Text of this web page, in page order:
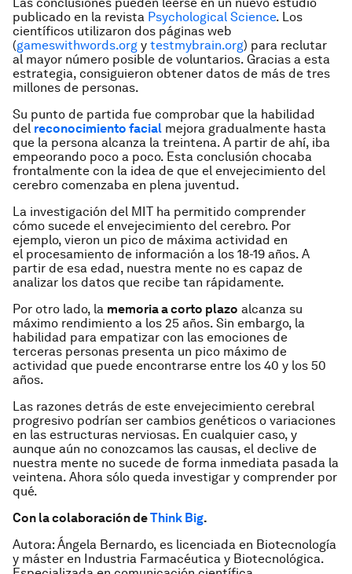
publicado en la revista Psychological Science. Los
científicos utilizaron dos páginas web
(gameswithwords.org y testmybrain.org) para reclutar
al mayor número posible de voluntarios. Gracias a esta
estrategia, consiguieron obtener datos de más de tres
millones de personas.
Su punto de partida fue comprobar que la habilidad
del reconocimiento facial mejora gradualmente hasta
que la persona alcanza la treintena. A partir de ahí, iba
empeorando poco a poco. Esta conclusión chocaba
frontalmente con la idea de que el envejecimiento del
cerebro comenzaba en plena juventud.
La investigación del MIT ha permitido comprender
cómo sucede el envejecimiento del cerebro. Por
ejemplo, vieron un pico de máxima actividad en
el procesamiento de información a los 18-19 años. A
partir de esa edad, nuestra mente no es capaz de
analizar los datos que recibe tan rápidamente.
Por otro lado, la memoria a corto plazo alcanza su
máximo rendimiento a los 25 años. Sin embargo, la
habilidad para empatizar con las emociones de
terceras personas presenta un pico máximo de
actividad que puede encontrarse entre los 40 y los 50
años.
Las razones detrás de este envejecimiento cerebral
progresivo podrían ser cambios genéticos o variaciones
en las estructuras nerviosas. En cualquier caso, y
aunque aún no conozcamos las causas, el declive de
nuestra mente no sucede de forma inmediata pasada la
veintena. Ahora sólo queda investigar y comprender por
qué.
Con la colaboración deThink Big.
Autora: Ángela Bernardo, es licenciada en Biotecnología
y máster en Industria Farmacéutica y Biotecnológica.